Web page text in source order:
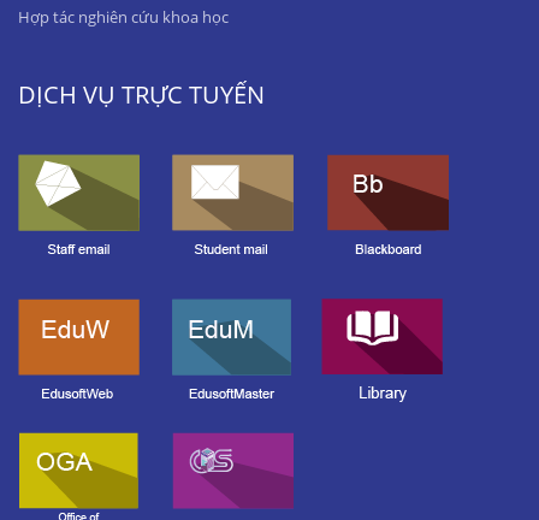
Hợp tác nghiên cứu khoa học
DỊCH VỤ TRỰC TUYẾN